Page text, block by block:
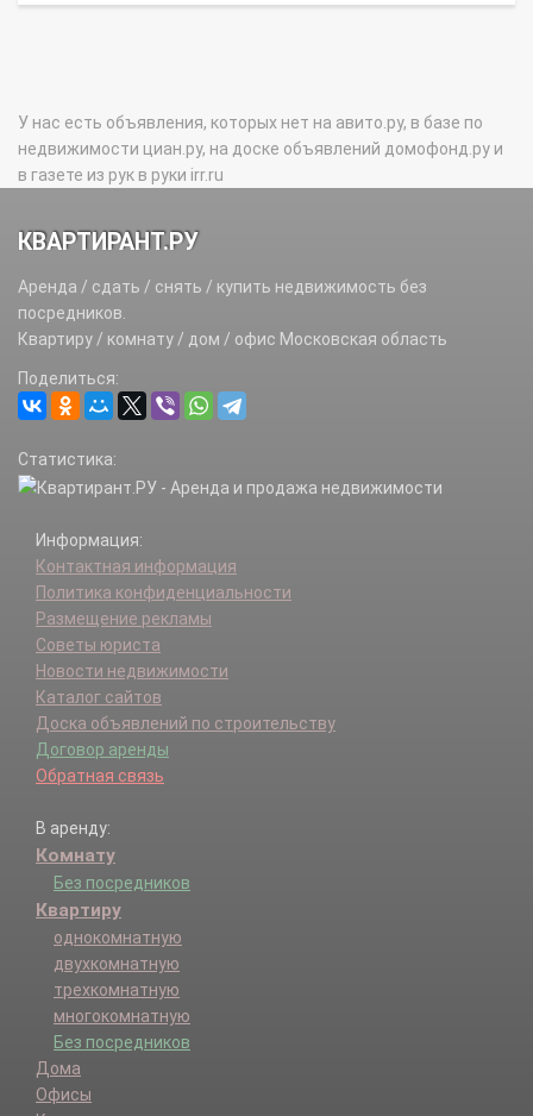
У нас есть объявления, которых нет на авито.ру, в базе по
недвижимости циан.ру, на доске объявлений домофонд.ру и
в газете из рук в руки irr.ru
КВАРТИРАНТ.РУ
Аренда / сдать / снять / купить недвижимость без
посредников.
Квартиру / комнату / дом / офис Московская область
Поделиться:
Статистика:
Информация:
Контактная информация
Политика конфиденциальности
Размещение рекламы
Советы юриста
Новости недвижимости
Каталог сайтов
Доска объявлений по строительству
Договор аренды
Обратная связь
В аренду:
Комнату
Без посредников
Квартиру
однокомнатную
двухкомнатную
трехкомнатную
многокомнатную
Без посредников
Дома
Офисы